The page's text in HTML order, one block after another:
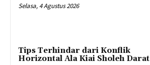
Selasa, 4 Agustus 2026
Tips Terhindar dari Konflik
Horizontal Ala Kiai Sholeh Darat